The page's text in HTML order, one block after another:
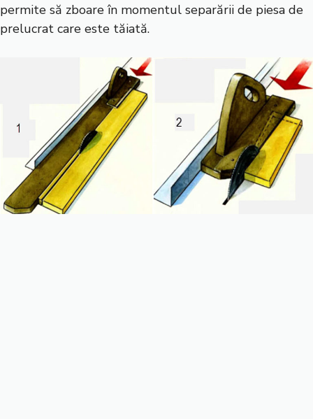
permite să zboare în momentul separării de piesa de
prelucrat care este tăiată.